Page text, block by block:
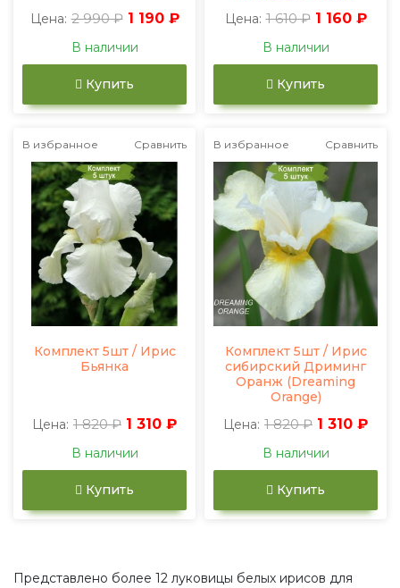
Цена: 2 990 ₽ 1 190 ₽
В наличии
Купить
Цена: 1 610 ₽ 1 160 ₽
В наличии
Купить
В избранное Сравнить
Комплект 5шт / Ирис
Бьянка
Цена: 1 820 ₽ 1 310 ₽
В наличии
Купить
В избранное Сравнить
Комплект 5шт / Ирис
сибирский Дриминг
Оранж (Dreaming
Orange)
Цена: 1 820 ₽ 1 310 ₽
В наличии
Купить
Представлено более 12 луковицы белых ирисов для